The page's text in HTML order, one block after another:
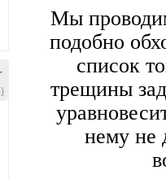
-
Мы
подобно
список
трещины
нему не